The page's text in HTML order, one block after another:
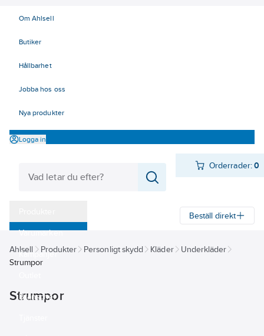
Om Ahlsell
Butiker
Hållbarhet
Jobba hos oss
Nya produkter
Logga in
Orderrader:0
Varumärken
Kampanjer
Branscher
Beställ direkt
Ahlsell Produkter Personligt skydd Kläder
Underkläder
Strumpor
Strumpor